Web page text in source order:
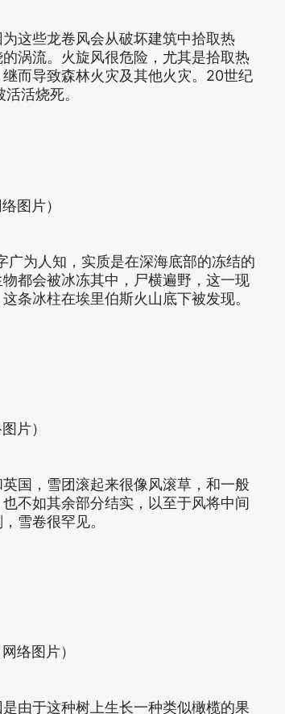
这些龙卷风会从破坏建筑中拾取热
涡流。火旋风很危险，尤其是拾取热
而导致森林火灾及其他火灾。20世纪
活烧死。
图片）
广为人知，实质是在深海底部的冻结的
都会被冰冻其中，尸横遍野，这一现
条冰柱在埃里伯斯火山底下被发现。
片）
国，雪团滚起来很像风滚草，和一般
不如其余部分结实，以至于风将中间
雪卷很罕见。
络图片）
由于这种树上生长一种类似橄榄的果